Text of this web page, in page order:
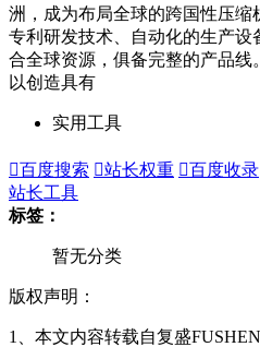
洲，成为布局全球的跨国性压
专利研发技术、自动化的生产
合全球资源，俱备完整的产品
以创造具有
实用工具
百度搜索 站长权重 百度收录
站长工具
标签：
暂无分类
版权声明：
1、本文内容转载自复盛